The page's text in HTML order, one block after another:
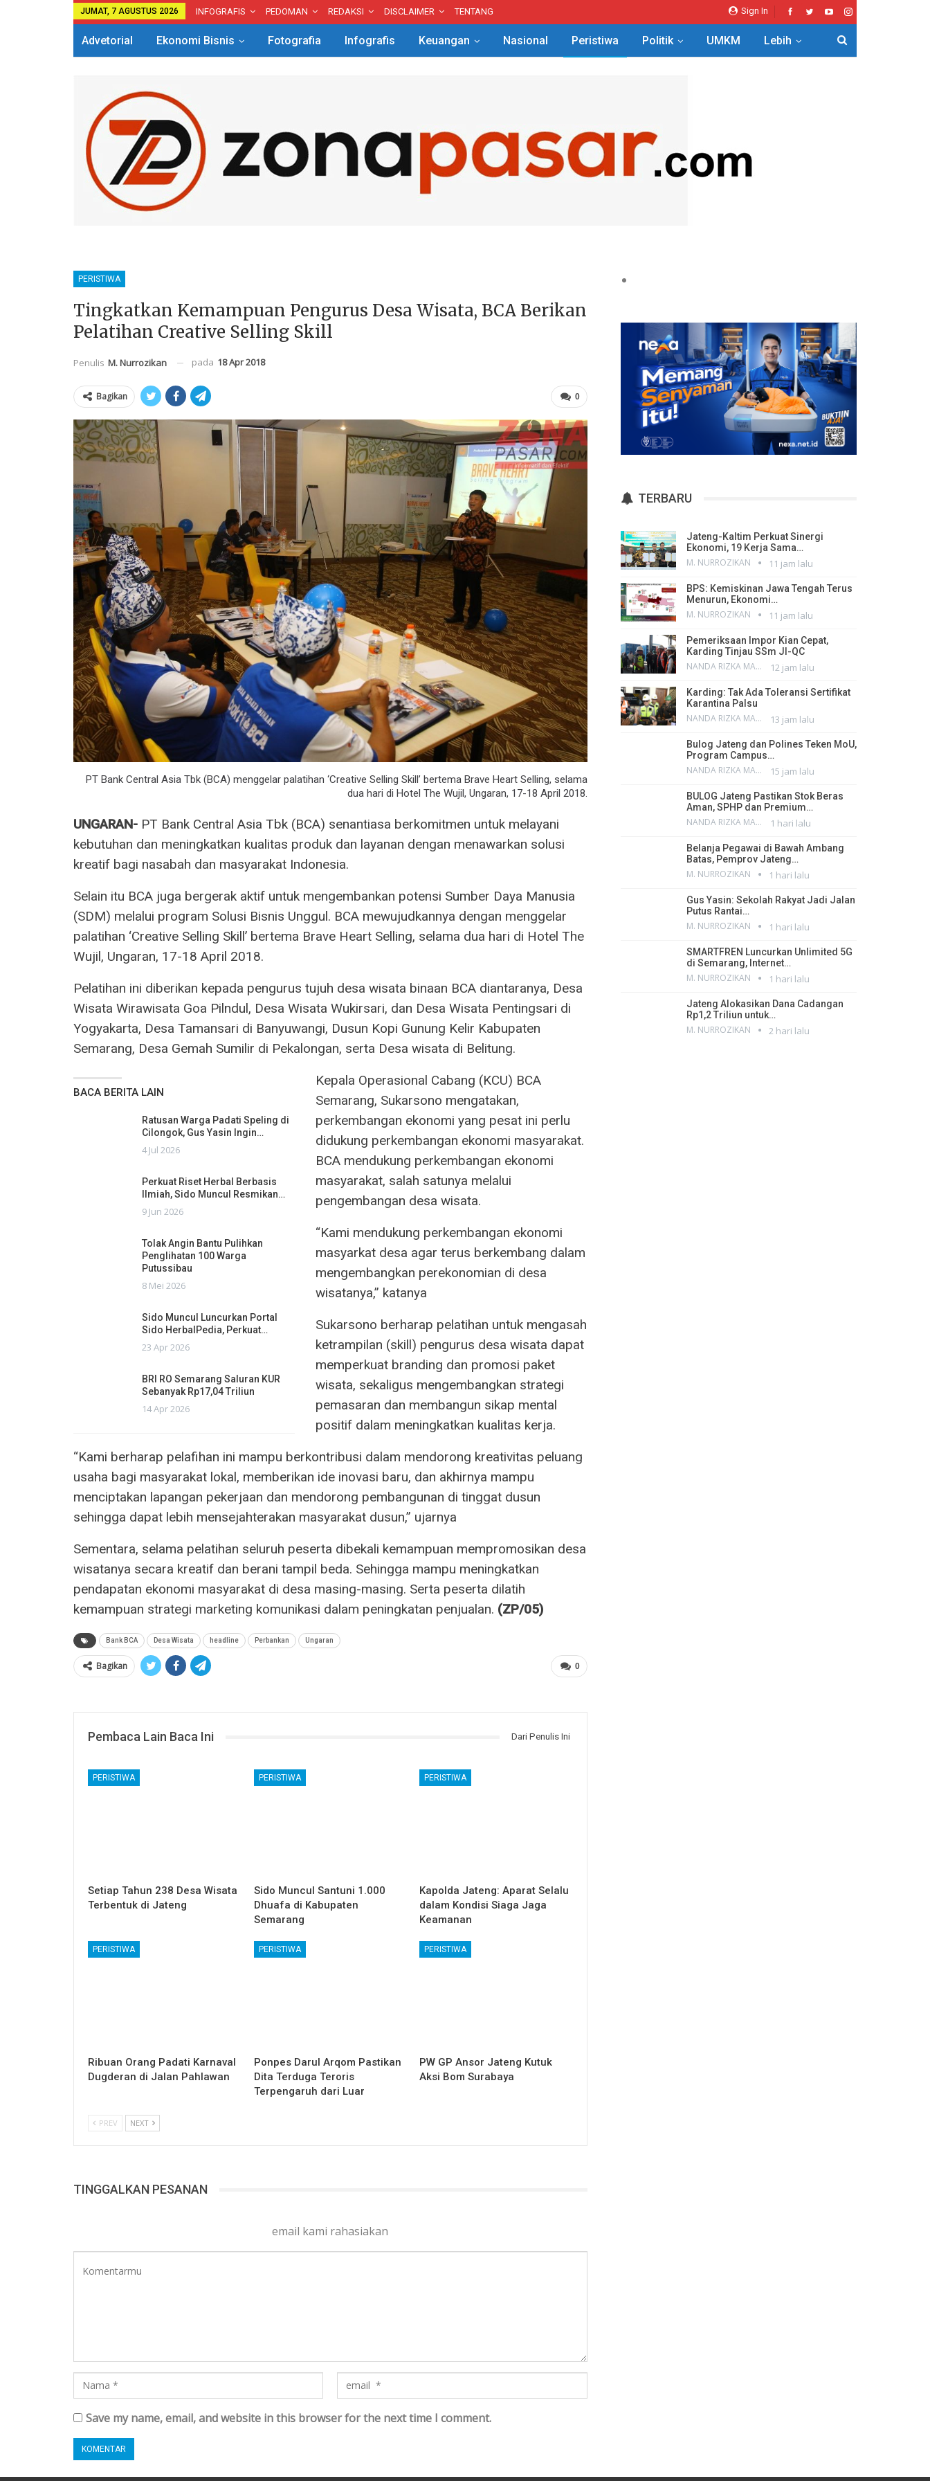
Sign In
JUMAT, 7 AGUSTUS 2026 INFOGRAFIS PEDOMAN REDAKSI DISCLAIMER TENTANG
Advetorial Ekonomi Bisnis Fotografia Infografis Keuangan Nasional Peristiwa Politik UMKM Lebih
PERISTIWA
Tingkatkan Kemampuan Pengurus Desa Wisata, BCA Berikan
Pelatihan Creative Selling Skill
Penulis M. Nurrozikan pada 18 Apr 2018
0
Bagikan
PT Bank Central Asia Tbk (BCA) menggelar palatihan ‘Creative Selling Skill’ bertema Brave Heart Selling, selama
dua hari di Hotel The Wujil, Ungaran, 17-18 April 2018.
UNGARAN- PT Bank Central Asia Tbk (BCA) senantiasa berkomitmen untuk melayani
kebutuhan dan meningkatkan kualitas produk dan layanan dengan menawarkan solusi
kreatif bagi nasabah dan masyarakat Indonesia.
Selain itu BCA juga bergerak aktif untuk mengembankan potensi Sumber Daya Manusia
(SDM) melalui program Solusi Bisnis Unggul. BCA mewujudkannya dengan menggelar
palatihan ‘Creative Selling Skill’ bertema Brave Heart Selling, selama dua hari di Hotel The
Wujil, Ungaran, 17-18 April 2018.
Pelatihan ini diberikan kepada pengurus tujuh desa wisata binaan BCA diantaranya, Desa
Wisata Wirawisata Goa Pilndul, Desa Wisata Wukirsari, dan Desa Wisata Pentingsari di
Yogyakarta, Desa Tamansari di Banyuwangi, Dusun Kopi Gunung Kelir Kabupaten
Semarang, Desa Gemah Sumilir di Pekalongan, serta Desa wisata di Belitung.
BACA BERITA LAIN
Ratusan Warga Padati Speling di
Cilongok, Gus Yasin Ingin…
4 Jul 2026
Perkuat Riset Herbal Berbasis
Ilmiah, Sido Muncul Resmikan…
9 Jun 2026
Tolak Angin Bantu Pulihkan
Penglihatan 100 Warga
Putussibau
8 Mei 2026
Sido Muncul Luncurkan Portal
Sido HerbalPedia, Perkuat…
23 Apr 2026
BRI RO Semarang Saluran KUR
Sebanyak Rp17,04 Triliun
14 Apr 2026
Kepala Operasional Cabang (KCU) BCA
Semarang, Sukarsono mengatakan,
perkembangan ekonomi yang pesat ini perlu
didukung perkembangan ekonomi masyarakat.
BCA mendukung perkembangan ekonomi
masyarakat, salah satunya melalui
pengembangan desa wisata.
“Kami mendukung perkembangan ekonomi
masyarkat desa agar terus berkembang dalam
mengembangkan perekonomian di desa
wisatanya,” katanya
Sukarsono berharap pelatihan untuk mengasah
ketrampilan (skill) pengurus desa wisata dapat
memperkuat branding dan promosi paket
wisata, sekaligus mengembangkan strategi
pemasaran dan membangun sikap mental
positif dalam meningkatkan kualitas kerja.
“Kami berharap pelafihan ini mampu berkontribusi dalam mendorong kreativitas peluang
usaha bagi masyarakat lokal, memberikan ide inovasi baru, dan akhirnya mampu
menciptakan lapangan pekerjaan dan mendorong pembangunan di tinggat dusun
sehingga dapat lebih mensejahterakan masyarakat dusun,” ujarnya
Sementara, selama pelatihan seluruh peserta dibekali kemampuan mempromosikan desa
wisatanya secara kreatif dan berani tampil beda. Sehingga mampu meningkatkan
pendapatan ekonomi masyarakat di desa masing-masing. Serta peserta dilatih
kemampuan strategi marketing komunikasi dalam peningkatan penjualan. (ZP/05)
Bank BCA Desa Wisata headline Perbankan Ungaran
0
Bagikan
Pembaca Lain Baca Ini Dari Penulis Ini
PERISTIWA
Setiap Tahun 238 Desa Wisata
Terbentuk di Jateng
PERISTIWA
Sido Muncul Santuni 1.000
Dhuafa di Kabupaten
Semarang
PERISTIWA
Kapolda Jateng: Aparat Selalu
dalam Kondisi Siaga Jaga
Keamanan
PERISTIWA
Ribuan Orang Padati Karnaval
Dugderan di Jalan Pahlawan
PERISTIWA
Ponpes Darul Arqom Pastikan
Dita Terduga Teroris
Terpengaruh dari Luar
PERISTIWA
PW GP Ansor Jateng Kutuk
Aksi Bom Surabaya
PREV NEXT
TINGGALKAN PESANAN
email kami rahasiakan
Save my name, email, and website in this browser for the next time I comment.
TERBARU
Jateng-Kaltim Perkuat Sinergi
Ekonomi, 19 Kerja Sama…
M. NURROZIKAN 11 jam lalu
BPS: Kemiskinan Jawa Tengah Terus
Menurun, Ekonomi…
M. NURROZIKAN 11 jam lalu
Pemeriksaan Impor Kian Cepat,
Karding Tinjau SSm JI-QC
NANDA RIZKA MAHENDRA 12 jam lalu
Karding: Tak Ada Toleransi Sertifikat
Karantina Palsu
NANDA RIZKA MAHENDRA 13 jam lalu
Bulog Jateng dan Polines Teken MoU,
Program Campus…
NANDA RIZKA MAHENDRA 15 jam lalu
BULOG Jateng Pastikan Stok Beras
Aman, SPHP dan Premium…
NANDA RIZKA MAHENDRA 1 hari lalu
Belanja Pegawai di Bawah Ambang
Batas, Pemprov Jateng…
M. NURROZIKAN 1 hari lalu
Gus Yasin: Sekolah Rakyat Jadi Jalan
Putus Rantai…
M. NURROZIKAN 1 hari lalu
SMARTFREN Luncurkan Unlimited 5G
di Semarang, Internet…
M. NURROZIKAN 1 hari lalu
Jateng Alokasikan Dana Cadangan
Rp1,2 Triliun untuk…
M. NURROZIKAN 2 hari lalu